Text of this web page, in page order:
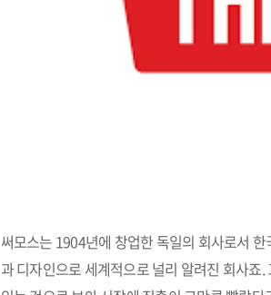
써모스는 1904년에 창업한 독일의 회사로서
과 디자인으로 세계적으로 널리 알려진 회사